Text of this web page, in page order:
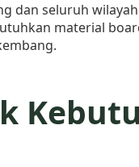
dan seluruh
material